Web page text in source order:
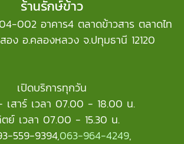
ร้านรักษ์ข้าว
002 อาคาร4 ตลาดข้าวสาร ตลาดไท
อง อ.คลองหลวง จ.ปทุมธานี 12120
เปิดบริการทุกวัน
เสาร์ เวลา 07.00 - 18.00 น.
ตย์ เวลา 07.00 - 15.30 น.
559-9394,063-964-4249,